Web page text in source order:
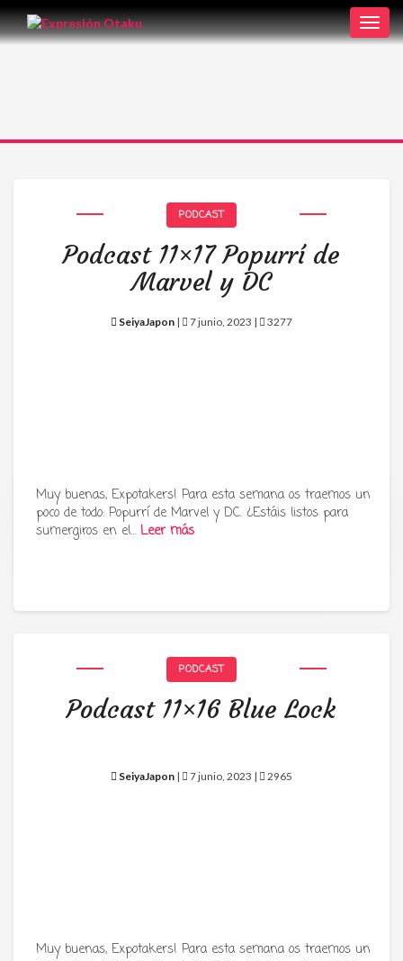
Tu radio y podcast sobre manga,
anime y cultura japonesa ツ
PODCAST
Podcast 11×17 Popurrí de
Marvel y DC
SeiyaJapon | 7 junio, 2023 | 3277
Muy buenas, Expotakers! Para esta semana os traemos un
poco de todo: Popurrí de Marvel y DC. ¿Estáis listos para
sumergiros en el… Leer más
PODCAST
Podcast 11×16 Blue Lock
SeiyaJapon | 7 junio, 2023 | 2965
Muy buenas, Expotakers! Para esta semana os traemos un